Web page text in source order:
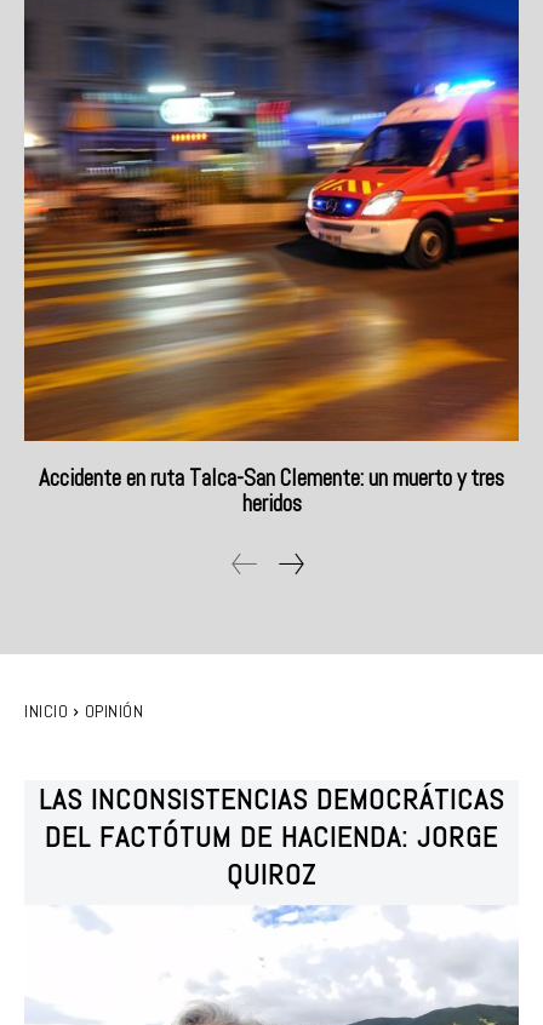
Accidente en ruta Talca-San Clemente: un muerto y tres
heridos